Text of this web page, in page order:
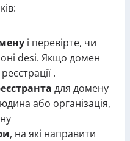
і перевірте, чи
desi. Якщо домен
.
для домену
або організація,
, на які направити